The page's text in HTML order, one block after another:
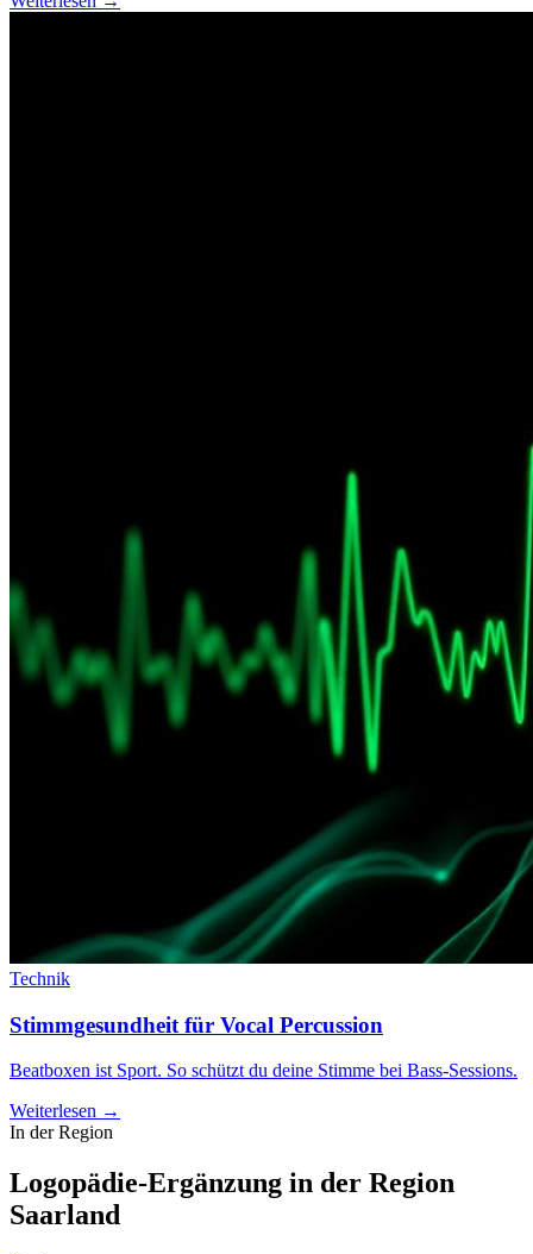
Technik
Stimmgesundheit für Vocal Percussion
Beatboxen ist Sport. So schützt du deine Stimme bei Bass-Sessions.
Weiterlesen →
In der Region
Logopädie-Ergänzung in der Region
Saarland